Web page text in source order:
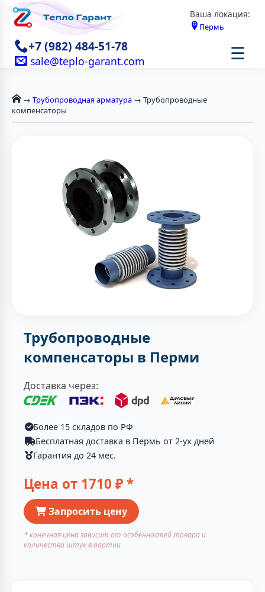
Ваша локация:
Пермь
+7 (982) 484-51-78
sale@teplo-garant.com ☰
→ Трубопроводная арматура → Трубопроводные
компенсаторы
Трубопроводные
компенсаторы в Перми
Доставка через:
Более 15 складов по РФ
Бесплатная доставка в Пермь от 2-ух дней
Гарантия до 24 мес.
Цена от 1710 ₽ *
Запросить цену
* конечная цена зависит от особенностей товара и
количества штук в партии